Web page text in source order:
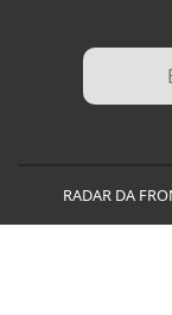
RADAR DA
Termos de
de Uso e